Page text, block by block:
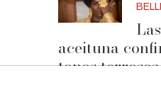
aceituna
tonos